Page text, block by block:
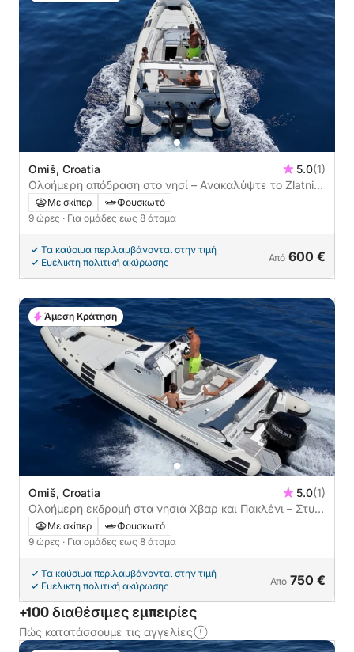
Omiš, Croatia 5.0(1)
Ολοήμερη απόδραση στο νησί – Ανακαλύψτε το Zlatni
Rat και τα κρυμμένα διαμάντια της Αδριατικής
Με σκίπερ
Φουσκωτό
9 ώρες · Για ομάδες έως 8 άτομα
Τα καύσιμα περιλαμβάνονται στην τιμή
Ευέλικτη πολιτική ακύρωσης
Από 600 €
Omiš, Croatia 5.0(1)
Ολοήμερη εκδρομή στα νησιά Χβαρ και Πακλένι – Στυλ,
Ελευθερία & Κρυμμένη Ομορφιά
Με σκίπερ
Φουσκωτό
9 ώρες · Για ομάδες έως 8 άτομα
Τα καύσιμα περιλαμβάνονται στην τιμή
Ευέλικτη πολιτική ακύρωσης
Από 750 €
Άμεση Κράτηση
+100 διαθέσιμες εμπειρίες
Πώς κατατάσσουμε τις αγγελίες